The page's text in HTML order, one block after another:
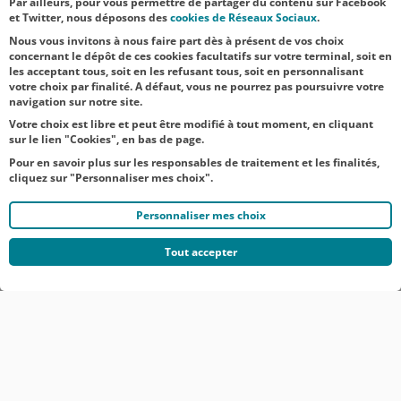
presse
et Twitter, nous déposons descookies de Réseaux Sociaux.
Nous vous invitons à nous faire part dès à présent de vos choix
concernant le dépôt de ces cookies facultatifs sur votre terminal, soit en
les acceptant tous, soit en les refusant tous, soit en personnalisant
votre choix par finalité. A défaut, vous ne pourrez pas poursuivre votre
navigation sur notre site.
Votre choix est libre et peut être modifié à tout moment, en cliquant
sur le lien "Cookies", en bas de page.
Pour en savoir plus sur les responsables de traitement et les finalités,
cliquez sur "Personnaliser mes choix".
Personnaliser mes choix
Tout accepter